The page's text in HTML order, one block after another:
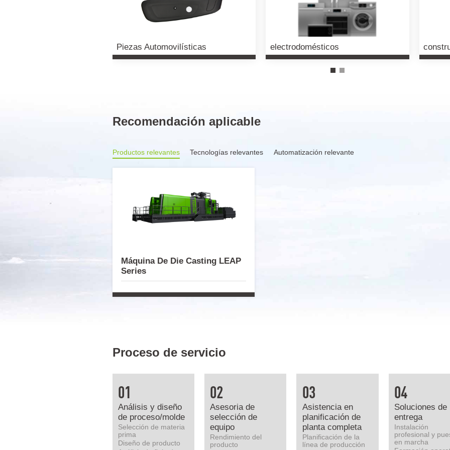
Piezas Automovilísticas electrodomésticos
Recomendación aplicable
Productos relevantes Tecnologías relevantes Automatización relevante
Máquina De Die Casting LEAP
Series
Proceso de servicio
01
Análisis y diseño
de proceso/molde
Selección de materia
prima
Diseño de producto
02
Asesoria de
selección de
equipo
Rendimiento del
producto
03
Asistencia en
planificación de
planta completa
Planificación de la
línea de producción
04
Soluciones de
entrega
Instalación
profesional y
en marcha